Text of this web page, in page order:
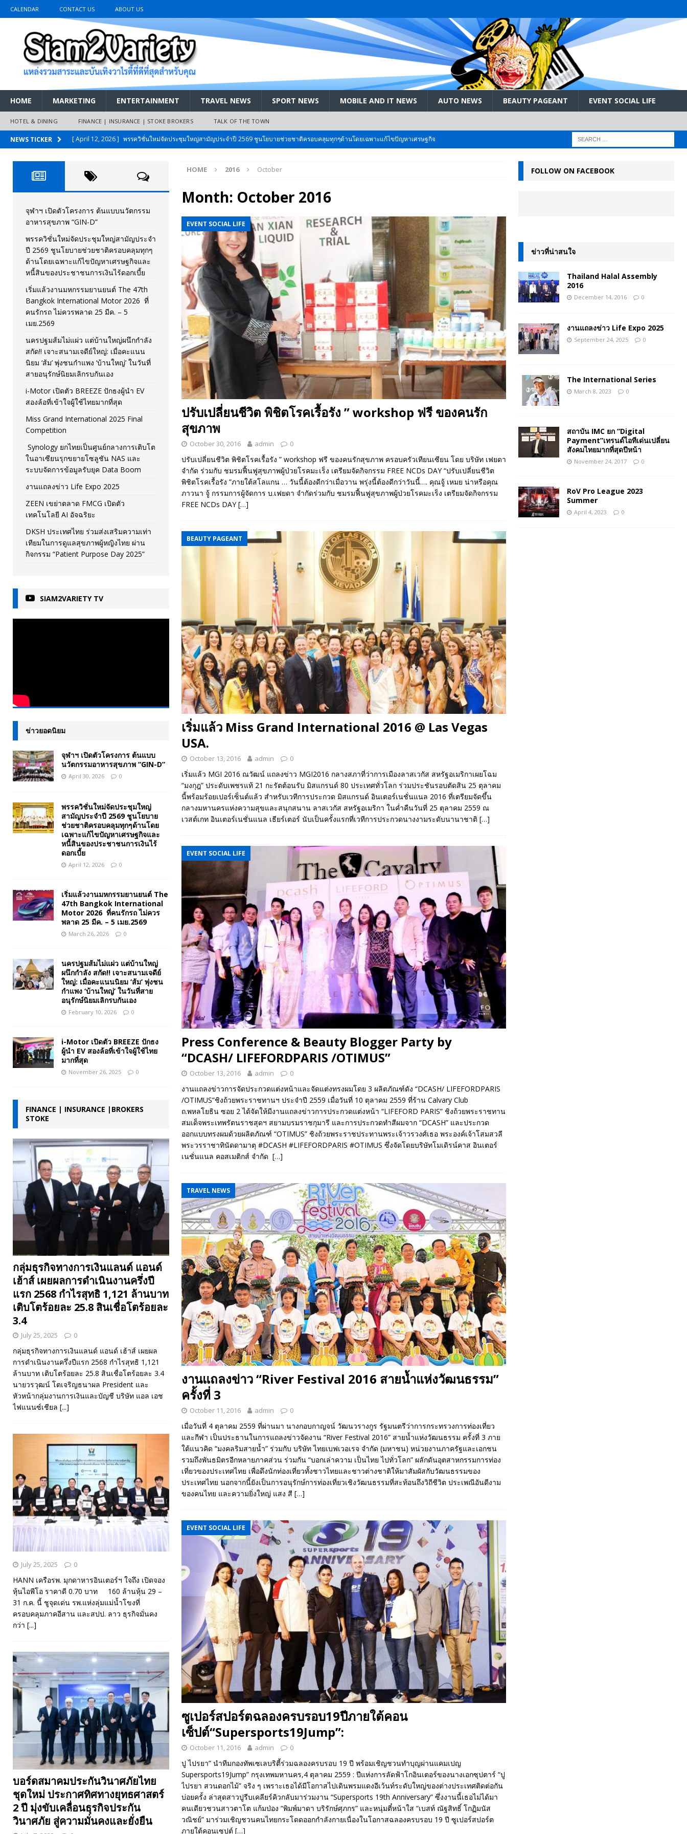
CALENDAR CONTACT US ABOUT US
HOME MARKETING ENTERTAINMENT TRAVEL NEWS SPORT NEWS MOBILE AND IT NEWS AUTO NEWS BEAUTY PAGEANT EVENT SOCIAL LIFE
HOTEL & DINING FINANCE | INSURANCE | STOKE BROKERS TALK OF THE TOWN
NEWS TICKER [ April 12, 2026 ] พรรควิชั่นใหม่จัดประชุมใหญ่สามัญประจำปี 2569 ชูนโยบายช่วยชาติครอบคลุมทุกๆด้านโดยเฉพาะแก้ไขปัญหาเศรษฐกิจ
[ March 26, 2026 ]
เริ่มแล้วงานมหกรรมยานยนต์ The 47th Bangkok International Motor 2026 ที่คนรักรถ ไม่ควรพลาด 25 มีค. – 5
เมย.2569
AUTO NEWS
[ February 10, 2026 ] นครปฐมส้มไม่แผ่ว แต่บ้านใหญ่ผนึกกำลัง สกัด!! เจาะสนามเจดีย์ใหญ่: เมื่อคะแนนนิยม ‘ส้ม’ พุ่งชนกำแพง ‘บ้านใหญ่’ ใน
วันที่สายอนุรักษ์นิยมเลิกรบกันเอง
PR NEWS
[ November 26, 2025 ] i-Motor เปิดตัว BREEZE ปักธงผู้นำ EV สองล้อที่เข้าใจผู้ใช้ไทยมากที่สุด
AUTO NEWS
[ April 30, 2026 ] จุฬาฯ เปิดตัวโครงการ ต้นแบบนวัตกรรมอาหารสุขภาพ “GIN-D” EVENT SOCIAL LIFE
HOME 2016 October
Month: October 2016
EVENT SOCIAL LIFE
ปรับเปลี่ยนชีวิต พิชิตโรคเรื้อรัง ” workshop ฟรี ของคนรัก
สุขภาพ
October 30, 2016 admin 0
ปรับเปลี่ยนชีวิต พิชิตโรคเรื้อรัง ” workshop ฟรี ของคนรักสุขภาพ ครอบครัวเทียนเซียน โดย บริษัท เฟยดา
จำกัด ร่วมกับ ชมรมฟื้นฟูสุขภาพผู้ป่วยโรคมะเร็ง เตรียมจัดกิจกรรม FREE NCDs DAY “ปรับเปลี่ยนชีวิต
พิชิตโรคเรื้อรัง ”ภายใต้สโลแกน … วันนี้ต้องดีกว่าเมื่อวาน พรุ่งนี้ต้องดีกว่าวันนี้…. คุณจู้ เหมย น่าหรือคุณ
ภาวนา จู้ กรรมการผู้จัดการ บ.เฟยดา จำกัดร่วมกับ ชมรมฟื้นฟูสุขภาพผู้ป่วยโรคมะเร็ง เตรียมจัดกิจกรรม
FREE NCDs DAY[…]
BEAUTY PAGEANT
เริ่มแล้ว Miss Grand International 2016 @ Las Vegas
USA.
October 13, 2016 admin 0
เริ่มแล้ว MGI 2016 ณวัฒน์ แถลงข่าว MGI2016 กลางสภาที่ว่าการเมืองลาสเวกัส สหรัฐอเมริกาเผยโฉม
“มงกุฎ” ประดับเพชรแท้ 21 กะรัตต้อนรับ มิสแกรนด์ 80 ประเทศทั่วโลก ร่วมประชันรอบตัดสิน 25 ตุลาคม
นี้พร้อมร้อยเปอร์เซ็นต์แล้ว สำหรับเวทีการประกวด มิสแกรนด์ อินเตอร์เนชั่นแนล 2016 ที่เตรียมจัดขึ้น
กลางมหานครแห่งความสุขและสนุกสนาน ลาสเวกัส สหรัฐอเมริกา ในค่ำคืนวันที่ 25 ตุลาคม 2559 ณ
เวสต์เกท อินเตอร์เนชั่นแนล เธียร์เตอร์ นับเป็นครั้งแรกที่เวทีการประกวดนางงามระดับนานาชาติ […]
EVENT SOCIAL LIFE
Press Conference & Beauty Blogger Party by
“DCASH/ LIFEFORDPARIS /OTIMUS”
October 13, 2016 admin 0
งานแถลงข่าวการจัดประกวดแต่งหน้าและจัดแต่งทรงผมโดย 3 ผลิตภัณฑ์ดัง “DCASH/ LIFEFORDPARIS
/OTIMUS”ชิงถ้วยพระราชทานฯ ประจำปี 2559 เมื่อวันที่ 10 ตุลาคม 2559 ที่ร้าน Calvary Club
ถ.พหลโยธิน ซอย 2 ได้จัดให้มีงานแถลงข่าวการประกวดแต่งหน้า “LIFEFORD PARIS” ชิงถ้วยพระราชทาน
สมเด็จพระเทพรัตนราชสุดฯ สยามบรมราชกุมารี และการประกวดทำสีผมจาก “DCASH” และประกวด
ออกแบบทรงผมด้วยผลิตภัณฑ์ “OTIMUS” ชิงถ้วยพระราชประทานพระเจ้าวรวงศ์เธอ พระองค์เจ้าโสมสวลี
พระวรราชาทินัดดามาตุ #DCASH #LIFEFORDPARIS #OTIMUS ซึ่งจัดโดยบริษัทโมเดิรน์คาส อินเตอร์
เนชั่นแนล คอสเมติกส์ จำกัด […]
TRAVEL NEWS
งานแถลงข่าว “River Festival 2016 สายน้ำแห่งวัฒนธรรม”
ครั้งที่ 3
October 11, 2016 admin 0
เมื่อวันที่ 4 ตุลาคม 2559 ที่ผ่านมา นางกอบกาญจน์ วัฒนวรางกูร รัฐมนตรีว่าการกระทรวงการท่องเที่ยว
และกีฬา เป็นประธานในการแถลงข่าวจัดงาน “River Festival 2016” สายน้ำแห่งวัฒนธรรม ครั้งที่ 3 ภาย
ใต้แนวคิด “มงคลริมสายน้ำ” ร่วมกับ บริษัท ไทยเบฟเวอเรจ จำกัด (มหาชน) หน่วยงานภาครัฐและเอกชน
รวมถึงพันธมิตรอีกหลายภาคส่วน ร่วมกัน “บอกเล่าความ เป็นไทย ไปทั่วโลก” ผลักดันอุตสาหกรรมการท่อง
เที่ยวของประเทศไทย เพื่อดึงนักท่องเที่ยวทั้งชาวไทยและชาวต่างชาติให้มาสัมผัสกับวัฒนธรรมของ
ประเทศไทย นอกจากนี้ยังเป็นการอนุรักษ์การท่องเที่ยวเชิงวัฒนธรรมที่สะท้อนถึงวิถีชีวิต ประเพณีอันดีงาม
ของคนไทย และความยิ่งใหญ่ แสง สี […]
EVENT SOCIAL LIFE
ซูเปอร์สปอร์ตฉลองครบรอบ19ปีภายใต้คอน
เซ็ปต์“Supersports19Jump”:
October 11, 2016 admin 0
ปู ไปรยา” นำทีมกองทัพเซเลบริตี้ร่วมฉลองครบรอบ 19 ปี พร้อมเชิญชวนทำบุญผ่านแคมเปญ
Supersports19Jump” กรุงเทพมหานคร,4 ตุลาคม 2559 : ปีแห่งการลัดฟ้าโกอินเตอร์ของนางเอกซุปตาร์ “ปู
ไปรยา สวนดอกไม้” จริง ๆ เพราะเธอได้มีโอกาสไปเดินพรมแดงอีเว้นท์ระดับใหญ่ของต่างประเทศติดต่อกัน
บ่อยครั้ง ล่าสุดสาวปูรีบเคลียร์คิวกลับมาร่วมงาน “Supersports 19th Anniversary” ซึ่งงานนี้เธอไม่ได้มา
คนเดียวชวนสาวตาโต แก้มป่อง “พิมพ์มาดา บริรักษ์ศุภกร” และหนุ่มตี๋หน้าใส “เบสท์ ณัฐสิทธิ์ โกฏิมนัส
วณิชย์” มาร่วมเชิญชวนคนไทยกระโดดออกกำลังกายเนื่องในโอกาสฉลองครบรอบ 19 ปี ซูเปอร์สปอร์ต
ภายใต้คอนเซปต์ […]
จุฬาฯ เปิดตัวโครงการ ต้นแบบนวัตกรรม
อาหารสุขภาพ “GIN-D”
พรรควิชั่นใหม่จัดประชุมใหญ่สามัญประจำ
ปี 2569 ชูนโยบายช่วยชาติครอบคลุมทุกๆ
ด้านโดยเฉพาะแก้ไขปัญหาเศรษฐกิจและ
หนี้สินของประชาชนการเงินไร้ดอกเบี้ย
เริ่มแล้วงานมหกรรมยานยนต์ The 47th
Bangkok International Motor 2026 ที่
คนรักรถ ไม่ควรพลาด 25 มีค. – 5
เมย.2569
นครปฐมส้มไม่แผ่ว แต่บ้านใหญ่ผนึกกำลัง
สกัด!! เจาะสนามเจดีย์ใหญ่: เมื่อคะแนน
นิยม ‘ส้ม’ พุ่งชนกำแพง ‘บ้านใหญ่’ ในวันที่
สายอนุรักษ์นิยมเลิกรบกันเอง
i-Motor เปิดตัว BREEZE ปักธงผู้นำ EV
สองล้อที่เข้าใจผู้ใช้ไทยมากที่สุด
Miss Grand International 2025 Final
Competition
Synology ยกไทยเป็นศูนย์กลางการเติบโต
ในอาเซียนรุกขยายโซลูชัน NAS และ
ระบบจัดการข้อมูลรับยุค Data Boom
งานแถลงข่าว Life Expo 2025
ZEEN เขย่าตลาด FMCG เปิดตัว
เทคโนโลยี AI อัจฉริยะ
DKSH ประเทศไทย ร่วมส่งเสริมความเท่า
เทียมในการดูแลสุขภาพผู้หญิงไทย ผ่าน
กิจกรรม “Patient Purpose Day 2025”
SIAM2VARIETY TV
ข่าวยอดนิยม
จุฬาฯ เปิดตัวโครงการ ต้นแบบ
นวัตกรรมอาหารสุขภาพ “GIN-D”
April 30, 2026 0
พรรควิชั่นใหม่จัดประชุมใหญ่
สามัญประจำปี 2569 ชูนโยบาย
ช่วยชาติครอบคลุมทุกๆด้านโดย
เฉพาะแก้ไขปัญหาเศรษฐกิจและ
หนี้สินของประชาชนการเงินไร้
ดอกเบี้ย
April 12, 2026 0
เริ่มแล้วงานมหกรรมยานยนต์ The
47th Bangkok International
Motor 2026 ที่คนรักรถ ไม่ควร
พลาด 25 มีค. – 5 เมย.2569
March 26, 2026 0
นครปฐมส้มไม่แผ่ว แต่บ้านใหญ่
ผนึกกำลัง สกัด!! เจาะสนามเจดีย์
ใหญ่: เมื่อคะแนนนิยม ‘ส้ม’ พุ่งชน
กำแพง ‘บ้านใหญ่’ ในวันที่สาย
อนุรักษ์นิยมเลิกรบกันเอง
February 10, 2026 0
i-Motor เปิดตัว BREEZE ปักธง
ผู้นำ EV สองล้อที่เข้าใจผู้ใช้ไทย
มากที่สุด
November 26, 2025 0
FINANCE | INSURANCE |BROKERS
STOKE
กลุ่มธุรกิจทางการเงินแลนด์ แอนด์
เฮ้าส์ เผยผลการดำเนินงานครึ่งปี
แรก 2568 กำไรสุทธิ 1,121 ล้านบาท
เติบโตร้อยละ 25.8 สินเชื่อโตร้อยละ
3.4
July 25, 2025 0
กลุ่มธุรกิจทางการเงินแลนด์ แอนด์ เฮ้าส์ เผยผล
การดำเนินงานครึ่งปีแรก 2568 กำไรสุทธิ 1,121
ล้านบาท เติบโตร้อยละ 25.8 สินเชื่อโตร้อยละ 3.4
นายวรวุฒน์ โตเจริญธนาผล President และ
หัวหน้ากลุ่มงานการเงินและบัญชี บริษัท แอล เอช
ไฟแนนซ์เชียล [...]
July 25, 2025 0
HANN เครือรพ. มุกดาหารอินเตอร์ฯ ใจถึง เปิดจอง
หุ้นไอพีโอ ราคาดี 0.70 บาท 160 ล้านหุ้น 29 –
31 ก.ค. นี้ ชูจุดเด่น รพ.แห่งลุ่มแม่น้ำโขงที่
ครอบคลุมภาคอีสาน และสปป. ลาว ธุรกิจมั่นคง
กว่า [...]
บอร์ดสมาคมประกันวินาศภัยไทย
ชุดใหม่ ประกาศทิศทางยุทธศาสตร์
2 ปี มุ่งขับเคลื่อนธุรกิจประกัน
วินาศภัย สู่ความมั่นคงและยั่งยืน
FOLLOW ON FACEBOOK
ข่าวที่น่าสนใจ
Thailand Halal Assembly
2016
December 14, 2016 0
งานแถลงข่าว Life Expo 2025
September 24, 2025 0
The International Series
March 8, 2023 0
สถาบัน IMC ยก “Digital
Payment”เทรนด์ไอทีเด่นเปลี่ยน
สังคมไทยมากที่สุดปีหน้า
November 24, 2017 0
RoV Pro League 2023
Summer
April 4, 2023 0